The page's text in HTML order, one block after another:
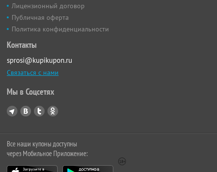
Лицензионный договор
Публичная оферта
Политика конфиденциальности
Контакты
sprosi@kupikupon.ru
Связаться с нами
Мы в Соцсетях
Все наши купоны доступны
через Мобильное Приложение: